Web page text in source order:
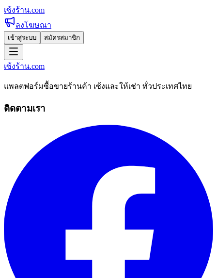
เซ้งร้าน.com
ลงโฆษณา
เข้าสู่ระบบ สมัครสมาชิก
เซ้งร้าน.com
แพลตฟอร์มซื้อขายร้านค้า เซ้งและให้เช่า ทั่วประเทศไทย
ติดตามเรา